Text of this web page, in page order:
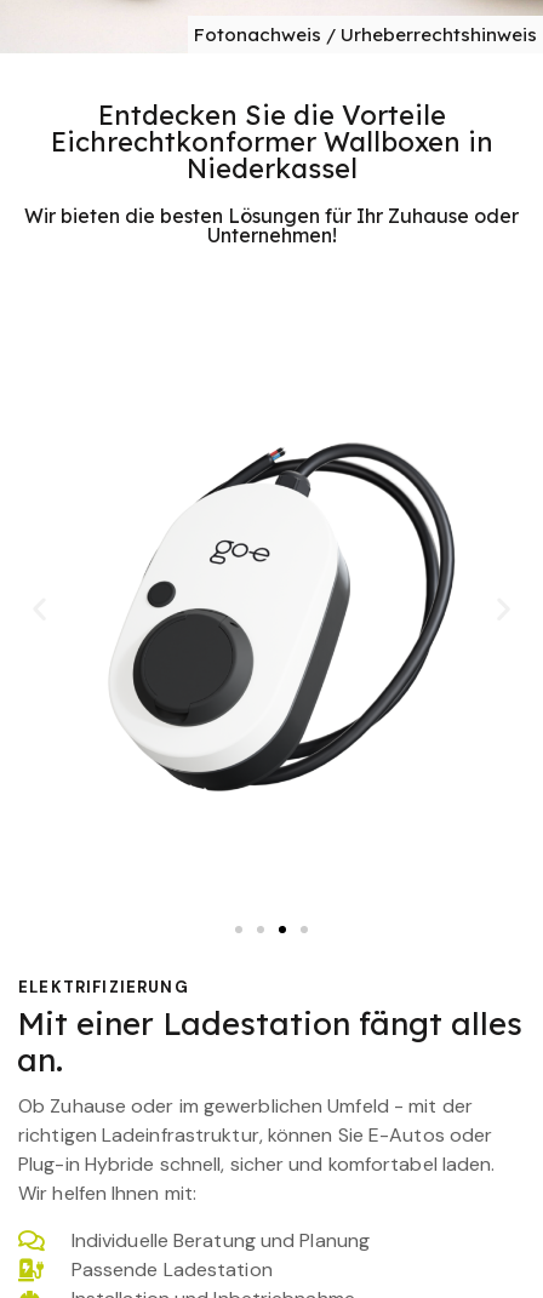
Fotonachweis / Urheberrechtshinweis
Entdecken Sie die Vorteile
Eichrechtkonformer Wallboxen in
Niederkassel
Wir bieten die besten Lösungen für Ihr Zuhause oder
Unternehmen!
ELEKTRIFIZIERUNG
Mit einer Ladestation fängt alles
an.
Ob Zuhause oder im gewerblichen Umfeld - mit der
richtigen Ladeinfrastruktur, können Sie E-Autos oder
Plug-in Hybride schnell, sicher und komfortabel laden.
Wir helfen Ihnen mit:
Individuelle Beratung und Planung
Passende Ladestation